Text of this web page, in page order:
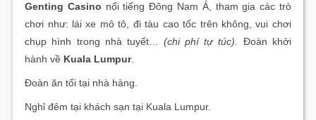
Genting Casino nổi tiếng Đông Nam Á, tham gia các trò
chơi như: lái xe mô tô, đi tàu cao tốc trên không, vui chơi
chụp hình trong nhà tuyết… (chi phí tự túc). Đoàn khởi
hành về Kuala Lumpur.
Đoàn ăn tối tại nhà hàng.
Nghỉ đêm tại khách sạn tại Kuala Lumpur.